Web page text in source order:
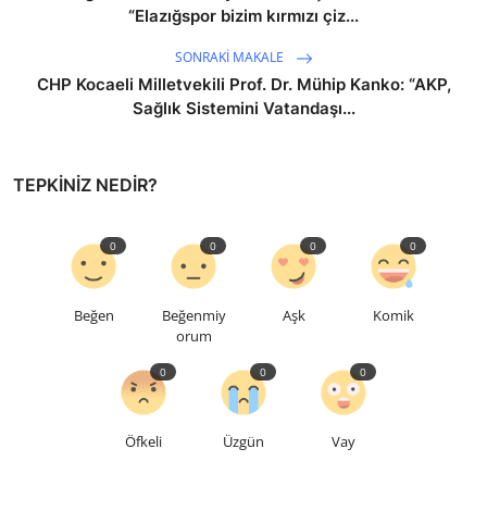
“Elazığspor bizim kırmızı çiz...
SONRAKI MAKALE
CHP Kocaeli Milletvekili Prof. Dr. Mühip Kanko: “AKP,
Sağlık Sistemini Vatandaşı...
TEPKINIZ NEDIR?
Beğen
0
Beğenmiy
orum
0
Aşk
0
Komik
0
Öfkeli
0
Üzgün
0
Vay
0